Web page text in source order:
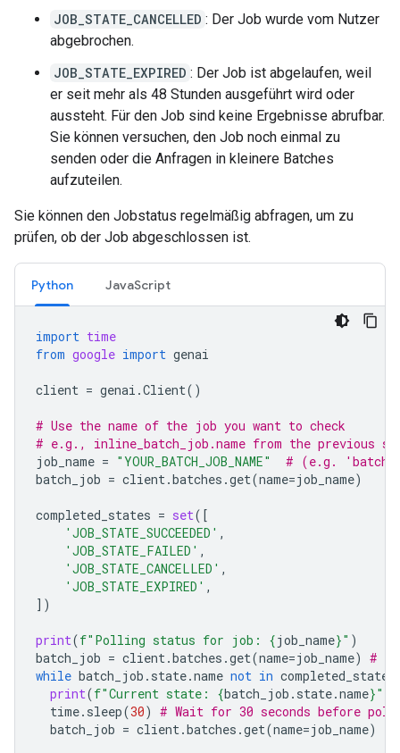
JOB_STATE_CANCELLED : Der Job wurde vom Nutzer
abgebrochen.
JOB_STATE_EXPIRED : Der Job ist abgelaufen, weil
er seit mehr als 48 Stunden ausgeführt wird oder
aussteht. Für den Job sind keine Ergebnisse abrufbar.
Sie können versuchen, den Job noch einmal zu
senden oder die Anfragen in kleinere Batches
aufzuteilen.
Sie können den Jobstatus regelmäßig abfragen, um zu
prüfen, ob der Job abgeschlossen ist.
Python JavaScript
import time
from google import genai
client = genai .Client()
# Use the name of the job you want to check
# e.g., inline_batch_job.name from the previous
job_name = "YOUR_BATCH_JOB_NAME"
# (e.g.
batch_job = client.batches .get(name=job_name)
completed_states = set([
'JOB_STATE_SUCCEEDED' ,
'JOB_STATE_FAILED' ,
'JOB_STATE_CANCELLED' ,
'JOB_STATE_EXPIRED' ,
])
print(f"Polling status for job: {job_name}" )
batch_job = client.batches .get(name=job_name) #
while batch_job . state.name not in completed_states
print(f"Current state: {batch_job . state.name}"
time. sleep(30) # Wait for 30 seconds before
batch_job = client.batches .get(name=job_name)